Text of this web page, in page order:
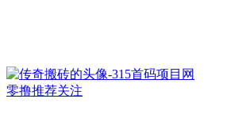
零撸推荐关注